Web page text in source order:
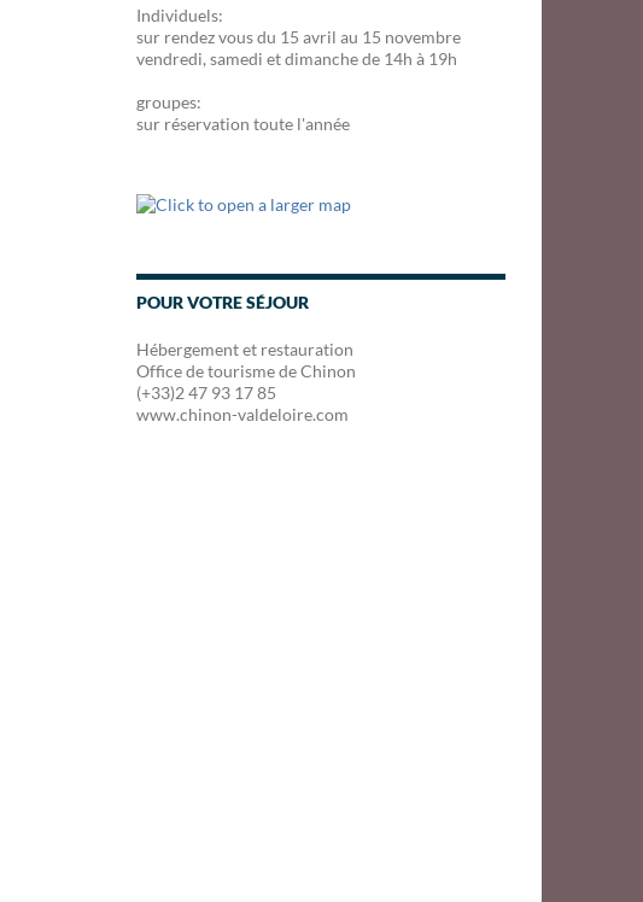
Individuels:
sur rendez vous du 15 avril au 15 novembre
vendredi, samedi et dimanche de 14h à 19h
groupes:
sur réservation toute l'année
POUR VOTRE SÉJOUR
Hébergement et restauration
Office de tourisme de Chinon
(+33)2 47 93 17 85
www.chinon-valdeloire.com